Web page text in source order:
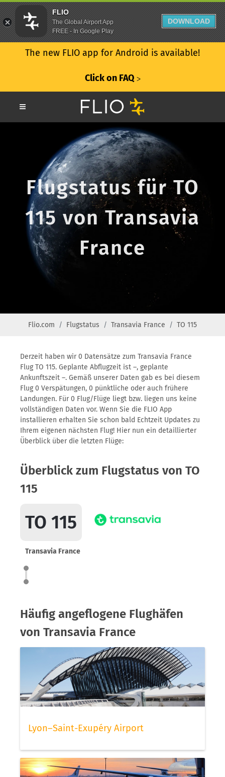
The new FLIO app for Android is available!
Click on FAQ ᐳ
Flugstatus für TO
115 von Transavia
France
Flio.com Flugstatus Transavia France TO 115
Derzeit haben wir 0 Datensätze zum Transavia France
Flug TO 115. Geplante Abflugzeit ist –, geplante
Ankunftszeit –. Gemäß unserer Daten gab es bei diesem
Flug 0 Verspätungen, 0 pünktliche oder auch frühere
Landungen. Für 0 Flug/Flüge liegt bzw. liegen uns keine
vollständigen Daten vor. Wenn Sie die FLIO App
installieren erhalten Sie schon bald Echtzeit Updates zu
Ihrem eigenen nächsten Flug! Hier nun ein detaillierter
Überblick über die letzten Flüge:
Überblick zum Flugstatus von TO
115
TO 115
Transavia France
Häufig angeflogene Flughäfen
von Transavia France
Lyon–Saint-Exupéry Airport
FLIO
The Global Airport App
FREE - In Google Play
DOWNLOAD